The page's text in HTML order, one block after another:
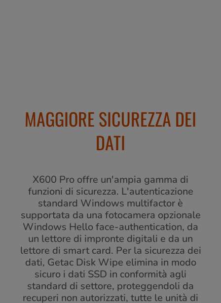
MAGGIORE SICUREZZA DEI
DATI
X600 Pro offre un'ampia gamma di
funzioni di sicurezza. L'autenticazione
standard Windows multifactor è
supportata da una fotocamera opzionale
Windows Hello face-authentication, da
un lettore di impronte digitali e da un
lettore di smart card. Per la sicurezza dei
dati, Getac Disk Wipe elimina in modo
sicuro i dati SSD in conformità agli
standard di settore, proteggendoli da
recuperi non autorizzati, tutte le unità di